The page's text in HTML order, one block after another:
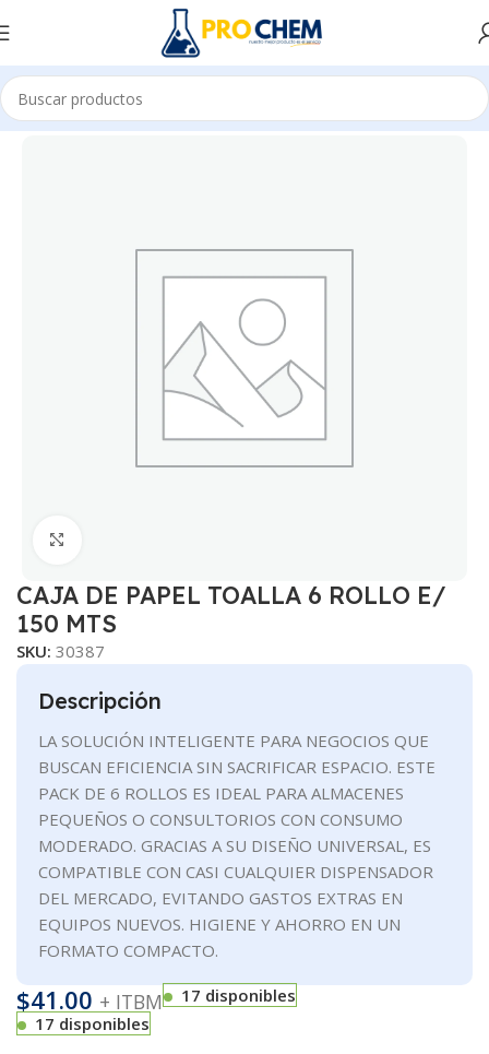
Inicio Familia 27 Subfamilia 4
CAJA DE PAPEL TOALLA 6 ROLLO E/
150 MTS
SKU: 30387
Descripción
LA SOLUCIÓN INTELIGENTE PARA NEGOCIOS QUE
BUSCAN EFICIENCIA SIN SACRIFICAR ESPACIO. ESTE
PACK DE 6 ROLLOS ES IDEAL PARA ALMACENES
PEQUEÑOS O CONSULTORIOS CON CONSUMO
MODERADO. GRACIAS A SU DISEÑO UNIVERSAL, ES
COMPATIBLE CON CASI CUALQUIER DISPENSADOR
DEL MERCADO, EVITANDO GASTOS EXTRAS EN
EQUIPOS NUEVOS. HIGIENE Y AHORRO EN UN
FORMATO COMPACTO.
$41.00 + ITBM
17 disponibles
17 disponibles